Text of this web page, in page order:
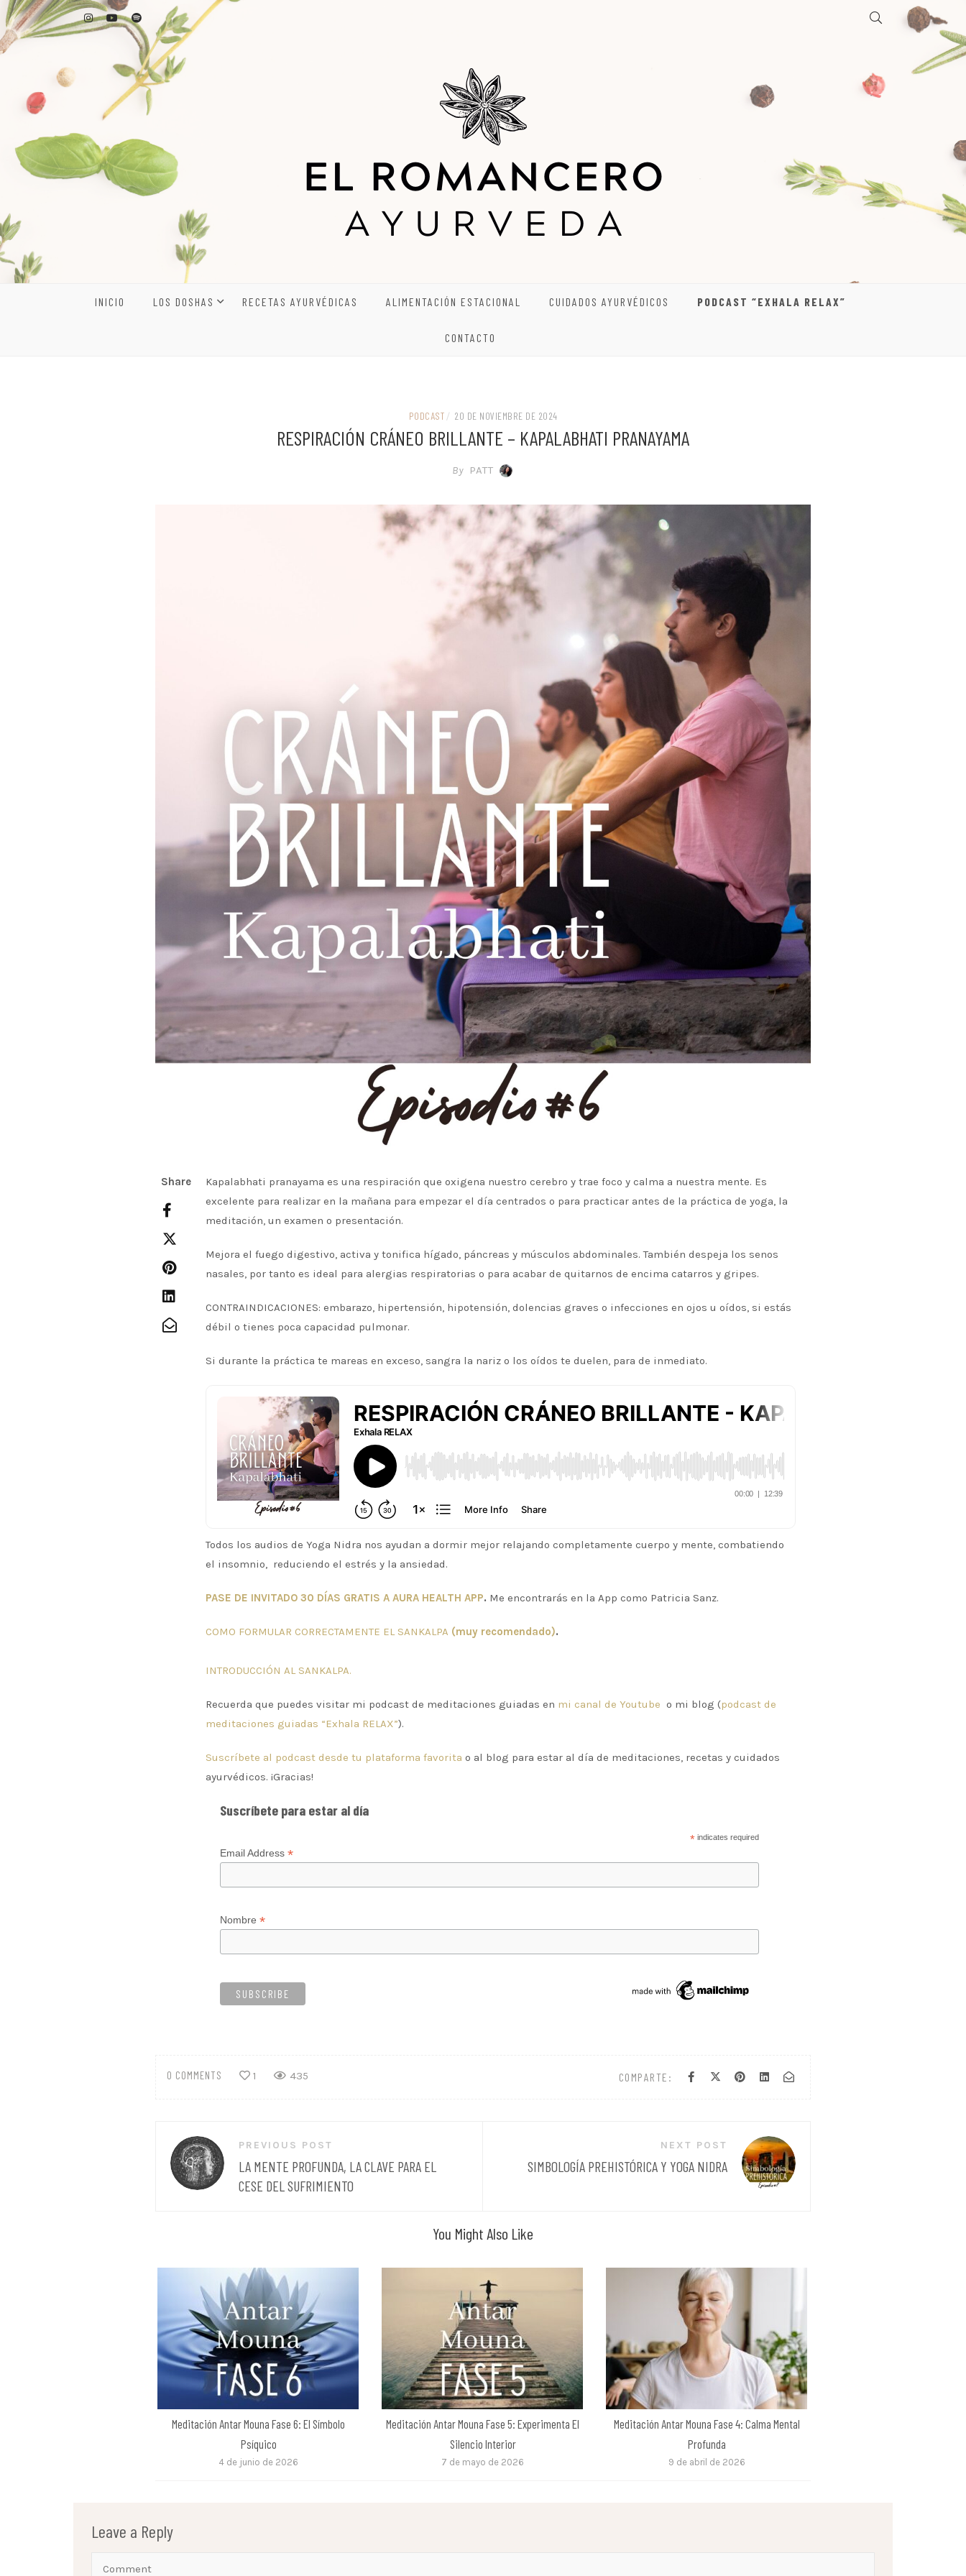
Skip
to
content
INICIO LOS DOSHAS RECETAS AYURVÉDICAS ALIMENTACIÓN ESTACIONAL CUIDADOS AYURVÉDICOS PODCAST “EXHALA RELAX”
CONTACTO
PODCAST / 20 DE NOVIEMBRE DE 2024
RESPIRACIÓN CRÁNEO BRILLANTE – KAPALABHATI PRANAYAMA
By PATT
Share
Kapalabhati pranayama es una respiración que oxigena nuestro cerebro y trae foco y calma a nuestra mente. Es
excelente para realizar en la mañana para empezar el día centrados o para practicar antes de la práctica de yoga, la
meditación, un examen o presentación.
Mejora el fuego digestivo, activa y tonifica hígado, páncreas y músculos abdominales. También despeja los senos
nasales, por tanto es ideal para alergias respiratorias o para acabar de quitarnos de encima catarros y gripes.
CONTRAINDICACIONES: embarazo, hipertensión, hipotensión, dolencias graves o infecciones en ojos u oídos, si estás
débil o tienes poca capacidad pulmonar.
Si durante la práctica te mareas en exceso, sangra la nariz o los oídos te duelen, para de inmediato.
Todos los audios de Yoga Nidra nos ayudan a dormir mejor relajando completamente cuerpo y mente, combatiendo
el insomnio, reduciendo el estrés y la ansiedad.
PASE DE INVITADO 30 DÍAS GRATIS A AURA HEALTH APP. Me encontrarás en la App como Patricia Sanz.
COMO FORMULAR CORRECTAMENTE EL SANKALPA (muy recomendado).
INTRODUCCIÓN AL SANKALPA.
Recuerda que puedes visitar mi podcast de meditaciones guiadas en mi canal de Youtube o mi blog (podcast de
meditaciones guiadas “Exhala RELAX”).
Suscríbete al podcast desde tu plataforma favorita o al blog para estar al día de meditaciones, recetas y cuidados
ayurvédicos. ¡Gracias!
Suscríbete para estar al día
*indicates required
Email Address *
Nombre *
COMPARTE:
0 COMMENTS 1 435
PREVIOUS POST
LA MENTE PROFUNDA, LA CLAVE PARA EL
CESE DEL SUFRIMIENTO
NEXT POST
SIMBOLOGÍA PREHISTÓRICA Y YOGA NIDRA
You Might Also Like
Meditación Antar Mouna Fase 6: El Símbolo
Psíquico
4 de junio de 2026
Meditación Antar Mouna Fase 5: Experimenta El
Silencio Interior
7 de mayo de 2026
Meditación Antar Mouna Fase 4: Calma Mental
Profunda
9 de abril de 2026
Leave a Reply